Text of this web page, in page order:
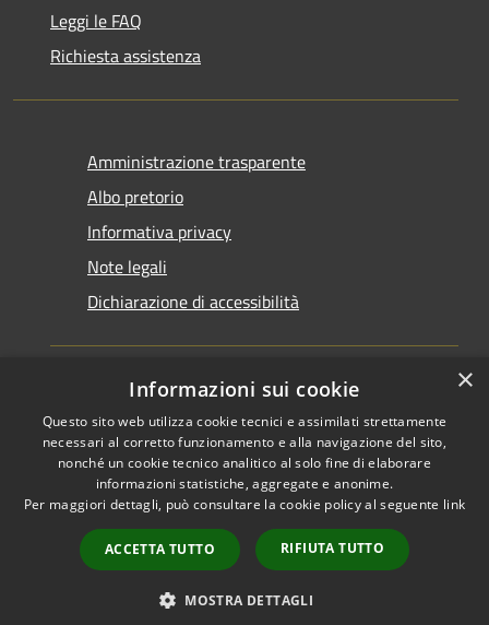
Leggi le FAQ
Richiesta assistenza
Amministrazione trasparente
Albo pretorio
Informativa privacy
Note legali
Dichiarazione di accessibilità
RSS
Accessibilità
Cookie
Mappa del sito
Piano di miglioramento
Copyright © 2026 • Comune di
Santarcangelo di Romagna •
Powered byMunicipium
Accesso redazione
×
Informazioni sui cookie
Questo sito web utilizza cookie tecnici e assimilati strettamente
necessari al corretto funzionamento e alla navigazione del sito,
nonché un cookie tecnico analitico al solo fine di elaborare
informazioni statistiche, aggregate e anonime.
Per maggiori dettagli, può consultare la cookie policy al seguente link
ACCETTA TUTTO RIFIUTA TUTTO
MOSTRA DETTAGLI